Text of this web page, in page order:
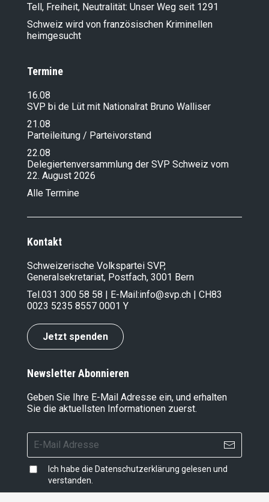
Tell, Freiheit, Neutralität: Unser Weg seit 1291
Schweiz wird von französischen Kriminellen
heimgesucht
Termine
16.08
SVP bi de Lüt mit Nationalrat Bruno Walliser
21.08
Parteileitung / Parteivorstand
22.08
Delegiertenversammlung der SVP Schweiz vom
22. August 2026
Alle Termine
Kontakt
Schweizerische Volkspartei SVP,
Generalsekretariat, Postfach, 3001 Bern
Tel.031 300 58 58 | E-Mail:info@svp.ch | CH83
0023 5235 8557 0001 Y
Jetzt spenden
Newsletter Abonnieren
Geben Sie Ihre E-Mail Adresse ein, und erhalten
Sie die aktuellsten Informationen zuerst.
Ich habe die Datenschutzerklärung gelesen und
verstanden.